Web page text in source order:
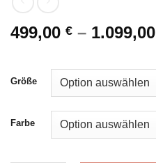
499,00 € – 1.099,00
Größe
Farbe